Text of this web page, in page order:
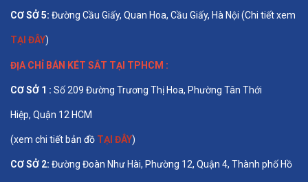
CƠ SỞ 5: Đường Cầu Giấy, Quan Hoa, Cầu Giấy, Hà Nội (Chi tiết xem
TẠI ĐÂY)
ĐỊA CHỈ BÁN KÉT SẮT TẠI TPHCM :
CƠ SỞ 1 : Số 209 Đường Trương Thị Hoa, Phường Tân Thới
Hiệp, Quận 12 HCM
(xem chi tiết bản đồ TẠI ĐÂY)
CƠ SỞ 2: Đường Đoàn Như Hài, Phường 12, Quận 4, Thành phố Hồ